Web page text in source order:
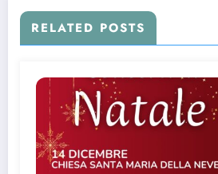
RELATED POSTS